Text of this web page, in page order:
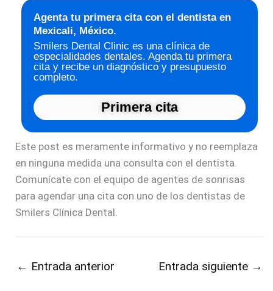
Agenta tu primera cita con el dentista en
Mexicali, México.
Smilers Dental Clinic es una clínica de
especialidades dentales. Agenda tu primera
cita y recibe un diagnóstico y presupuesto
completo.
Primera cita
Este post es meramente informativo y no reemplaza
en ninguna medida una consulta con el dentista.
Comunícate con el equipo de agentes de sonrisas
para agendar una cita con uno de los dentistas de
Smilers Clínica Dental.
← Entrada anterior Entrada siguiente →